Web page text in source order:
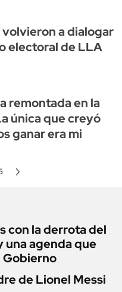
a dialogar
electoral de LLA
remontada en la
única que creyó
ganar era mi
con la derrota del
una agenda que
Gobierno
de Lionel Messi